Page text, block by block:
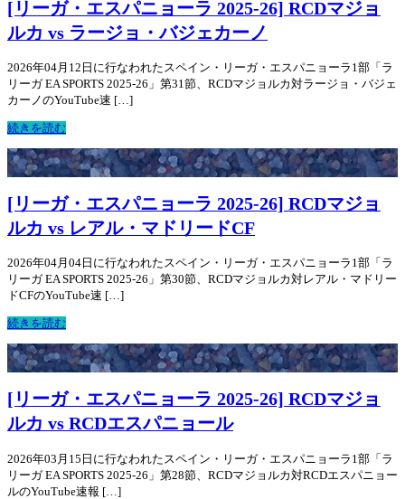
[リーガ・エスパニョーラ 2025-26] RCDマジョ
ルカ vs ラージョ・バジェカーノ
2026年04月12日に行なわれたスペイン・リーガ・エスパニョーラ1部「ラ
リーガ EA SPORTS 2025-26」第31節、RCDマジョルカ対ラージョ・バジェ
カーノのYouTube速 […]
続きを読む
[リーガ・エスパニョーラ 2025-26] RCDマジョ
ルカ vs レアル・マドリードCF
2026年04月04日に行なわれたスペイン・リーガ・エスパニョーラ1部「ラ
リーガ EA SPORTS 2025-26」第30節、RCDマジョルカ対レアル・マドリー
ドCFのYouTube速 […]
続きを読む
[リーガ・エスパニョーラ 2025-26] RCDマジョ
ルカ vs RCDエスパニョール
2026年03月15日に行なわれたスペイン・リーガ・エスパニョーラ1部「ラ
リーガ EA SPORTS 2025-26」第28節、RCDマジョルカ対RCDエスパニョー
ルのYouTube速報 […]